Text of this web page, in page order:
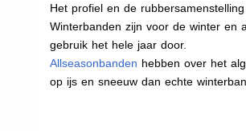
Het profiel en de rubbersamenstelling
Winterbanden zijn voor de winter en
gebruik het hele jaar door.
Allseasonbanden hebben over het
op ijs en sneeuw dan echte